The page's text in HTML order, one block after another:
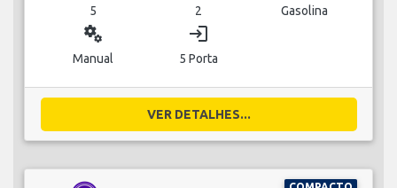
5 2 Gasolina
miscellaneous_services
Manual
login
5 Porta
VER DETALHES...